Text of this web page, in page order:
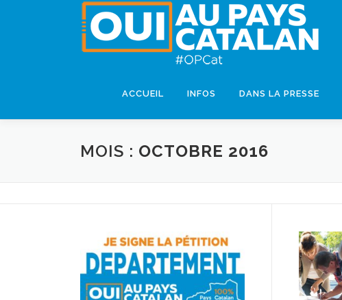
ACCUEIL INFOS DANS LA PRESSE
MOIS : OCTOBRE 2016